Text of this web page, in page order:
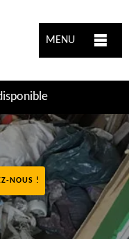
MENU
NOUS !